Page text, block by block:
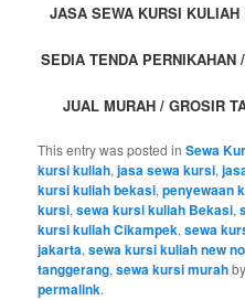
JASA SEWA KURSI KULIAH
SEDIA TENDA PERNIKAHAN
JUAL MURAH / GROSIR
This entry was posted inSewa
kursi kuliah,jasa sewa kursi,
kursi kuliah bekasi,penyewaan
kursi,sewa kursi kuliah Bekasi,
kursi kuliah Cikampek,sewa
jakarta,sewa kursi kuliah new
tanggerang,sewa kursi murah
permalink.